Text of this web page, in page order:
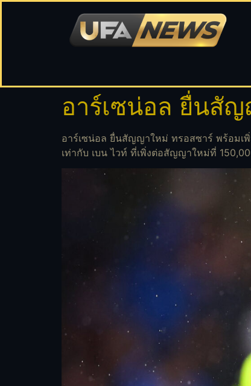
อาร์เซน่อล ยื่นสั
อาร์เซน่อล ยื่นสัญญาใหม่ ทรอสซาร์ พร้อมเ
เท่ากับ เบน ไวท์ ที่เพิ่งต่อสัญญาใหม่ที่